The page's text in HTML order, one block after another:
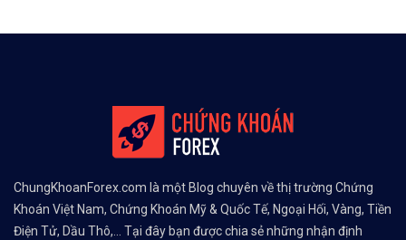
ChungKhoanForex.com là một Blog chuyên về thị trường Chứng
Khoán Việt Nam, Chứng Khoán Mỹ & Quốc Tế, Ngoại Hối, Vàng, Tiền
Điện Tử, Dầu Thô,... Tại đây bạn được chia sẻ những nhận định